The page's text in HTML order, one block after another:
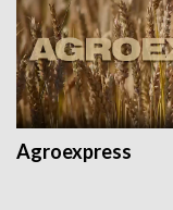
Agroexpress